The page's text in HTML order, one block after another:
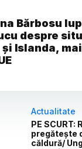
Bărbosu
despre
Islanda,
Actualitate
PE SCURT:
pregătește
căldură/